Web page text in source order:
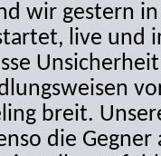
wir gestern
live und
breit.
die Gegner